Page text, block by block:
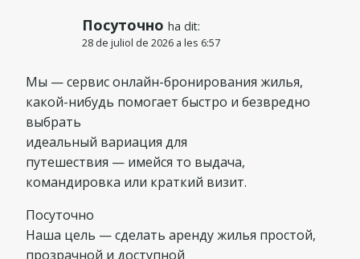
Посуточно ha dit:
28 de juliol de 2026 a les 6:57
Мы — сервис онлайн-бронирования жилья,
какой-нибудь помогает быстро и безвредно
выбрать
идеальный вариация для
путешествия — имейся то выдача,
командировка или краткий визит.
Посуточно
Наша цель — сделать аренду жилья простой,
прозрачной и доступной